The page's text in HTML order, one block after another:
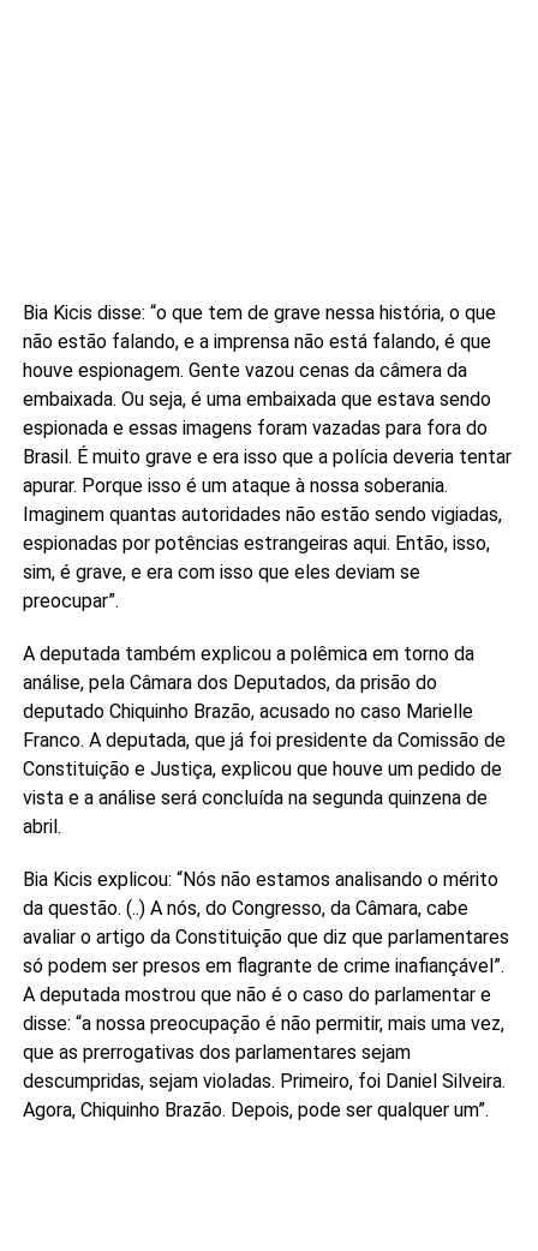
Bia Kicis disse: “o que tem de grave nessa história, o que
não estão falando, e a imprensa não está falando, é que
houve espionagem. Gente vazou cenas da câmera da
embaixada. Ou seja, é uma embaixada que estava sendo
espionada e essas imagens foram vazadas para fora do
Brasil. É muito grave e era isso que a polícia deveria tentar
apurar. Porque isso é um ataque à nossa soberania.
Imaginem quantas autoridades não estão sendo vigiadas,
espionadas por potências estrangeiras aqui. Então, isso,
sim, é grave, e era com isso que eles deviam se
preocupar”.
A deputada também explicou a polêmica em torno da
análise, pela Câmara dos Deputados, da prisão do
deputado Chiquinho Brazão, acusado no caso Marielle
Franco. A deputada, que já foi presidente da Comissão de
Constituição e Justiça, explicou que houve um pedido de
vista e a análise será concluída na segunda quinzena de
abril.
Bia Kicis explicou: “Nós não estamos analisando o mérito
da questão. (..) A nós, do Congresso, da Câmara, cabe
avaliar o artigo da Constituição que diz que parlamentares
só podem ser presos em flagrante de crime inafiançável”.
A deputada mostrou que não é o caso do parlamentar e
disse: “a nossa preocupação é não permitir, mais uma vez,
que as prerrogativas dos parlamentares sejam
descumpridas, sejam violadas. Primeiro, foi Daniel Silveira.
Agora, Chiquinho Brazão. Depois, pode ser qualquer um”.